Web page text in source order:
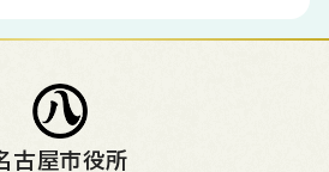
古屋市役所